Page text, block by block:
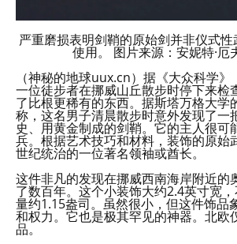
严重磨损表明剑鞘的原始剑并非仪式
使用。 图片来源：安妮特·厄
（神秘的地球uux.cn）据《大众科学》
一位徒步者在挪威山丘散步时停下来检
了比根更稀有的东西。据斯塔万格大学
称，这名男子清晨散步时意外发现了一
史、用黄金制成的剑鞘。它的主人很可
兵。根据艺术技巧和材料，装饰的原始
世纪统治的一位著名领袖或酋长。
这件非凡的发现在挪威西南海岸附近的
了数百年。这个小装饰大约2.4英寸宽
量约1.15盎司。虽然很小，但这件饰品
和权力。它也是极其罕见的神器。北欧
品。